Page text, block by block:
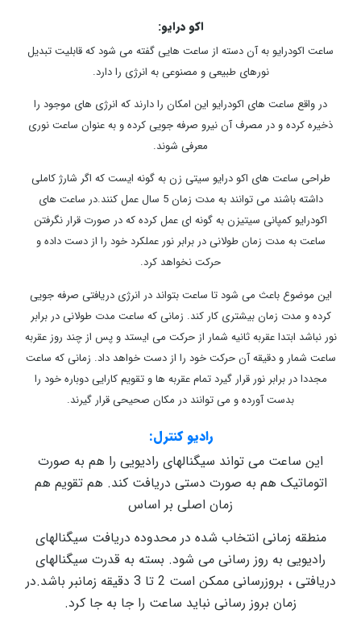
اکو درایو:
ساعت اکودرایو به آن دسته از ساعت هایی گفته می شود که قابلیت تبدیل
نورهای طبیعی و مصنوعی به انرژی را دارد.
در واقع ساعت های اکودرایو این امکان را دارند که انرژی های موجود را
ذخیره کرده و در مصرف آن نیرو صرفه جویی کرده و به عنوان ساعت نوری
معرفی شوند.
طراحی ساعت های اکو درایو سیتی زن به گونه ایست که اگر شارژ کاملی
داشته باشند می توانند به مدت زمان 5 سال عمل کنند.در ساعت های
اکودرایو کمپانی سیتیزن به گونه ای عمل کرده که در صورت قرار نگرفتن
ساعت به مدت زمان طولانی در برابر نور عملکرد خود را از دست داده و
حرکت نخواهد کرد.
این موضوع باعث می شود تا ساعت بتواند در انرژی دریافتی صرفه جویی
کرده و مدت زمان بیشتری کار کند. زمانی که ساعت مدت طولانی در برابر
نور نباشد ابتدا عقربه ثانیه شمار از حرکت می ایستد و پس از چند روز عقربه
ساعت شمار و دقیقه آن حرکت خود را از دست خواهد داد. زمانی که ساعت
مجددا در برابر نور قرار گیرد تمام عقربه ها و تقویم کارایی دوباره خود را
بدست آورده و می توانند در مکان صحیحی قرار گیرند.
رادیو کنترل:
این ساعت می تواند سیگنالهای رادیویی را هم به صورت
اتوماتیک هم به صورت دستی دریافت کند. هم تقویم هم
زمان اصلی بر اساس
منطقه زمانی انتخاب شده در محدوده دریافت سیگنالهای
رادیویی به روز رسانی می شود. بسته به قدرت سیگنالهای
دریافتی ، بروزرسانی ممکن است 2
تا 3 دقیقه زمانبر باشد.در
زمان بروز رسانی نباید ساعت را جا به جا کرد.